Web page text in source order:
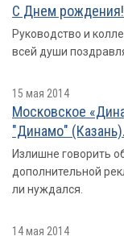
С Днем рождения!
Руководство и
всей души
15 мая 2014
Московское
"Динамо" (Казань).
Излишне говорить
дополнительной
ли нуждался.
14 мая 2014